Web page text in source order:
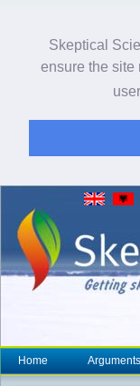
Skeptical
ensure the site
Home Arguments